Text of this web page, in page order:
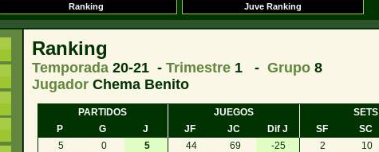
Ranking Juve Ranking
Ranking
Temporada 20-21 - Trimestre 1 - Grupo 8
Jugador Chema Benito
PARTIDOS JUEGOS
SETS
P
G J JF JC Dif J SF SC
5
0 5 44 69 -25 2 10